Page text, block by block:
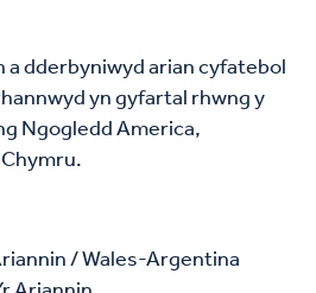
a dderbyniwyd arian cyfatebol
yn gyfartal rhwng y
Ngogledd America,
/ Wales-Argentina